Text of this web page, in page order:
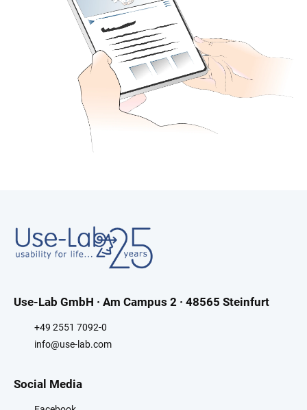
Use-Lab GmbH · Am Campus 2 · 48565 Steinfurt
+49 2551 7092-0
info@use-lab.com
Social Media